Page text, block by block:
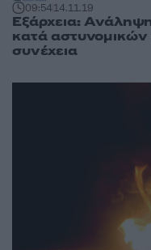
09:5414.11.19
Εξάρχεια:
κατά αστυνομικών
συνέχεια